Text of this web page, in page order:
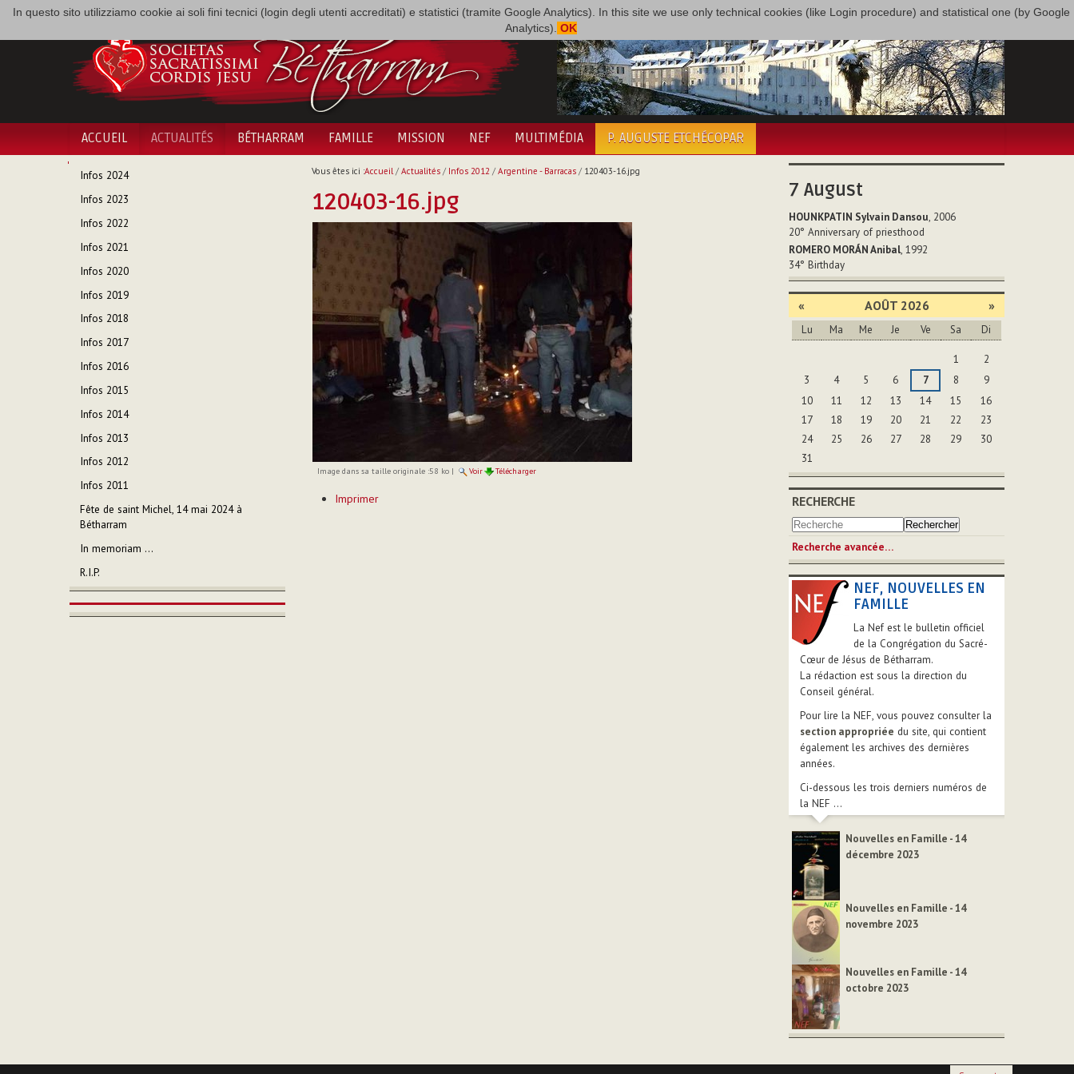
In questo sito utilizziamo cookie ai soli fini tecnici (login degli utenti accreditati) e statistici (tramite Google Analytics). In this site we use only technical cookies (like Login procedure) and statistical one (by Google
Analytics). OK
ACCUEIL ACTUALITÉS BÉTHARRAM FAMILLE MISSION NEF MULTIMÉDIA P. AUGUSTE ETCHÉCOPAR
NAVIGATION
Infos 2024
Infos 2023
Infos 2022
Infos 2021
Infos 2020
Infos 2019
Infos 2018
Infos 2017
Infos 2016
Infos 2015
Infos 2014
Infos 2013
Infos 2012
Infos 2011
Fête de saint Michel, 14 mai 2024 à
Bétharram
In memoriam ...
R.I.P.
Vous êtes ici :Accueil/ Actualités/ Infos 2012 / Argentine - Barracas/ 120403-16.jpg
120403-16.jpg
Image dans sa taille originale :58 ko| Voir Télécharger
sur
Imprimer
7 August
HOUNKPATIN Sylvain Dansou, 2006
20° Anniversary of priesthood
ROMERO MORÁN Anibal, 1992
34° Birthday
« AOÛT 2026 »
Lu Ma Me Je Ve Sa Di
1
2
3
4 5 6 7 8
9
10
11 12 13 14 15
16
17
18 19 20 21 22
23
24
25 26 27 28 29
30
31
RECHERCHE
Recherche avancée…
NEF, NOUVELLES EN
FAMILLE
La Nef est le bulletin officiel
de la Congrégation du Sacré-
Cœur de Jésus de Bétharram.
La rédaction est sous la direction du
Conseil général.
Pour lire la NEF, vous pouvez consulter la
section appropriée du site, qui contient
également les archives des dernières
années.
Ci-dessous les trois derniers numéros de
la NEF ...
Nouvelles en Famille - 14
décembre 2023
Nouvelles en Famille - 14
novembre 2023
Nouvelles en Famille - 14
octobre 2023